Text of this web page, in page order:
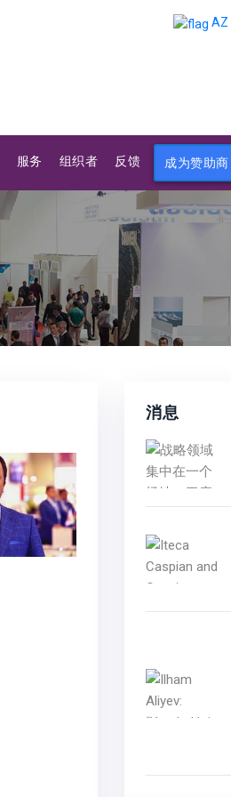
AZ
服务 组织者 反馈 成为赞助商
消息